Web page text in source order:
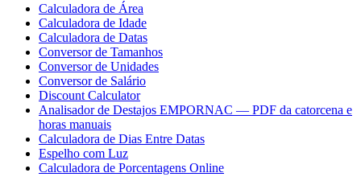
Calculadora de Área
Calculadora de Idade
Calculadora de Datas
Conversor de Tamanhos
Conversor de Unidades
Conversor de Salário
Discount Calculator
Analisador de Destajos EMPORNAC — PDF da catorcena e
horas manuais
Calculadora de Dias Entre Datas
Espelho com Luz
Calculadora de Porcentagens Online